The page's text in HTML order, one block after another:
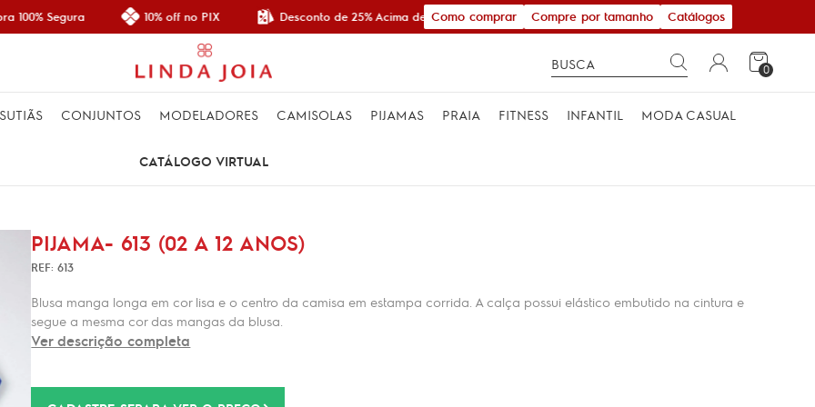
100% Segura 10% off no PIX Desconto de 25% Acima de R$ 600,00Como comprar Compre por tamanho Catálogos
0
SUTIÃS CONJUNTOS MODELADORES CAMISOLAS PIJAMAS PRAIA FITNESS INFANTIL MODA CASUAL
CATÁLOGO VIRTUAL
PIJAMA- 613 (02 A 12 ANOS)
REF: 613
Blusa manga longa em cor lisa e o centro da camisa em estampa corrida. A calça possui elástico embutido na cintura e
segue a mesma cor das mangas da blusa.
Ver descrição completa